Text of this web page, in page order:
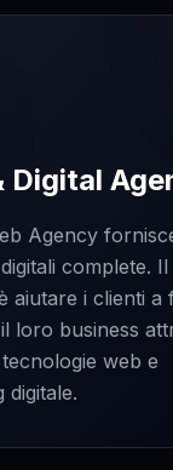
Digital
Agency
complete.
aiutare i clienti a
loro business
web e
digitale.